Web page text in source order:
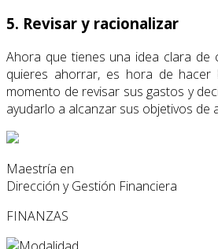
5. Revisar y racionalizar
Ahora que tienes una idea clara de
quieres ahorrar, es hora de hacer
momento de revisar sus gastos y
ayudarlo a alcanzar sus objetivos de
Maestría en
Dirección y Gestión Financiera
FINANZAS